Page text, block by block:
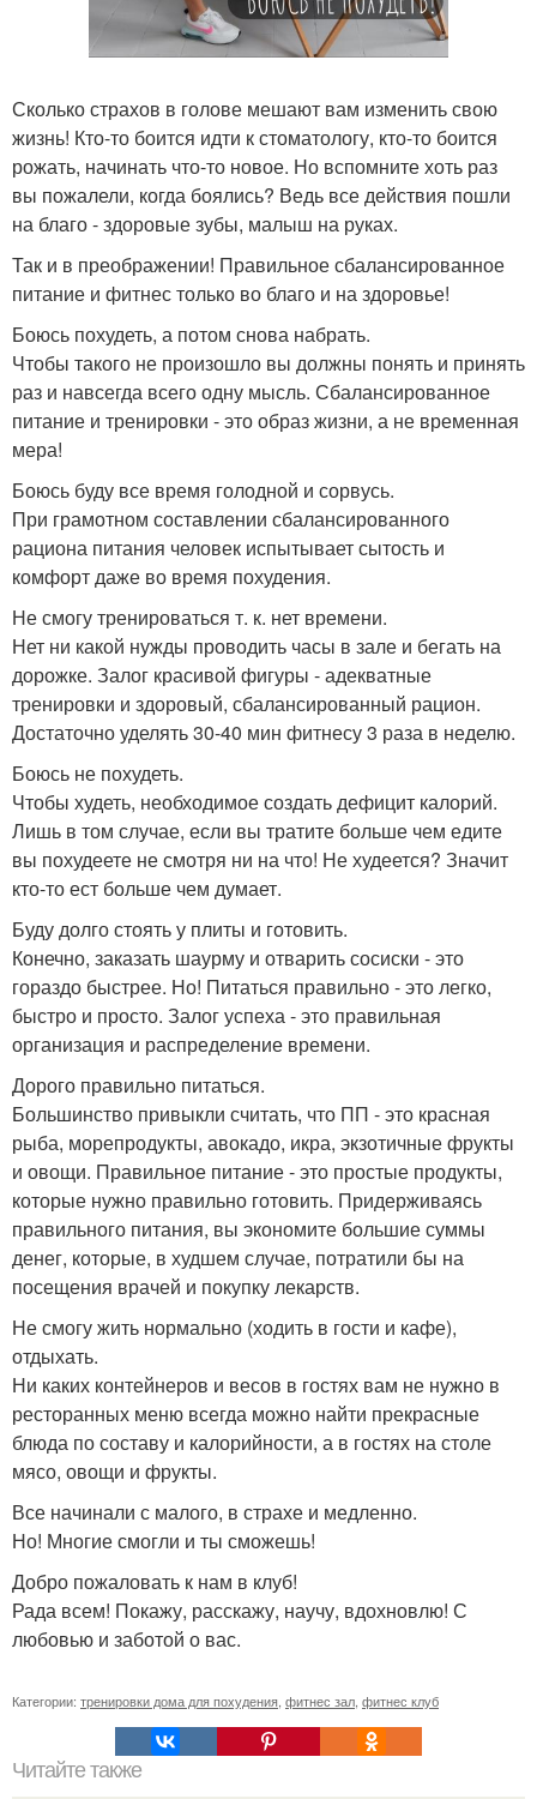
Сколько страхов в голове мешают вам изменить свою
жизнь! Кто-то боится идти к стоматологу, кто-то боится
рожать, начинать что-то новое. Но вспомните хоть раз
вы пожалели, когда боялись? Ведь все действия пошли
на благо - здоровые зубы, малыш на руках.
Так и в преображении! Правильное сбалансированное
питание и фитнес только во благо и на здоровье!
Боюсь похудеть, а потом снова набрать.
Чтобы такого не произошло вы должны понять и принять
раз и навсегда всего одну мысль. Сбалансированное
питание и тренировки - это образ жизни, а не временная
мера!
Боюсь буду все время голодной и сорвусь.
При грамотном составлении сбалансированного
рациона питания человек испытывает сытость и
комфорт даже во время похудения.
Не смогу тренироваться т. к. нет времени.
Нет ни какой нужды проводить часы в зале и бегать на
дорожке. Залог красивой фигуры - адекватные
тренировки и здоровый, сбалансированный рацион.
Достаточно уделять 30-40 мин фитнесу 3 раза в неделю.
Боюсь не похудеть.
Чтобы худеть, необходимое создать дефицит калорий.
Лишь в том случае, если вы тратите больше чем едите
вы похудеете не смотря ни на что! Не худеется? Значит
кто-то ест больше чем думает.
Буду долго стоять у плиты и готовить.
Конечно, заказать шаурму и отварить сосиски - это
гораздо быстрее. Но! Питаться правильно - это легко,
быстро и просто. Залог успеха - это правильная
организация и распределение времени.
Дорого правильно питаться.
Большинство привыкли считать, что ПП - это красная
рыба, морепродукты, авокадо, икра, экзотичные фрукты
и овощи. Правильное питание - это простые продукты,
которые нужно правильно готовить. Придерживаясь
правильного питания, вы экономите большие суммы
денег, которые, в худшем случае, потратили бы на
посещения врачей и покупку лекарств.
Не смогу жить нормально (ходить в гости и кафе),
отдыхать.
Ни каких контейнеров и весов в гостях вам не нужно в
ресторанных меню всегда можно найти прекрасные
блюда по составу и калорийности, а в гостях на столе
мясо, овощи и фрукты.
Все начинали с малого, в страхе и медленно.
Но! Многие смогли и ты сможешь!
Добро пожаловать к нам в клуб!
Рада всем! Покажу, расскажу, научу, вдохновлю! С
любовью и заботой о вас.
Категории: тренировки дома для похудения фитнес зал фитнес клуб
Читайте также